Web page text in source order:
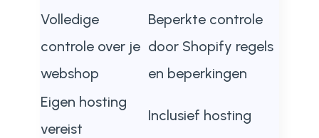
Volledige
controle over je
webshop
Beperkte controle
door Shopify regels
en beperkingen
Eigen hosting
vereist
Inclusief hosting